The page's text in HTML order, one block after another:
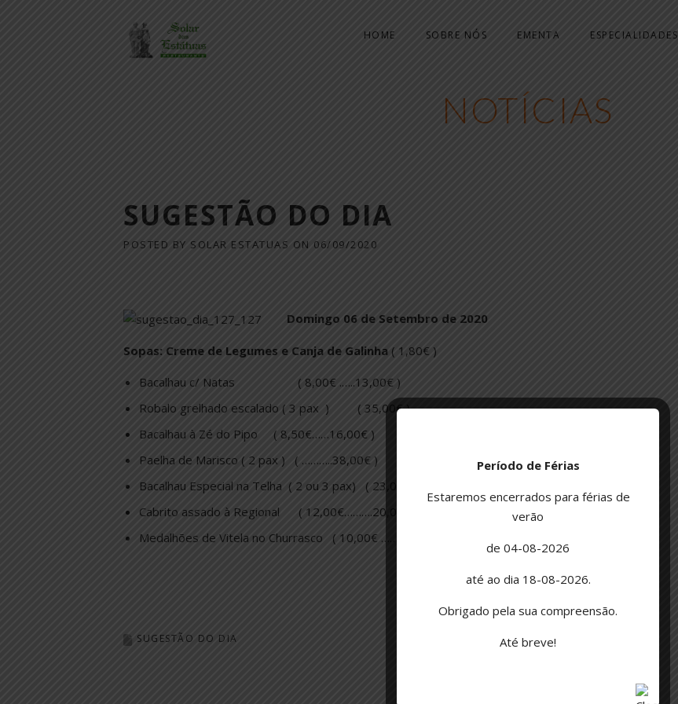
HOME SOBRE NÓS EMENTA ESPECIALIDADES
NOTÍCIAS
SUGESTÃO DO DIA
POSTED BY SOLAR ESTATUAS ON 06/09/2020
Domingo 06 de Setembro de 2020
Sopas: Creme de Legumes e Canja de Galinha ( 1,80€ )
Bacalhau c/ Natas ( 8,00€ .…..13,00€ )
Robalo grelhado escalado ( 3 pax ) ( 35,00€ )
Bacalhau à Zé do Pipo ( 8,50€……16,00€ )
Paelha de Marisco ( 2 pax ) ( ………..38,00€ )
Bacalhau Especial na Telha ( 2 ou 3 pax) ( 23,00€ )
Cabrito assado à Regional ( 12,00€……….20,00€ )
Medalhões de Vitela no Churrasco ( 10,00€ …… 18,00€ )
SUGESTÃO DO DIA
Período de Férias
Estaremos encerrados para férias de
verão
de 04-08-2026
até ao dia 18-08-2026.
Obrigado pela sua compreensão.
Até breve!